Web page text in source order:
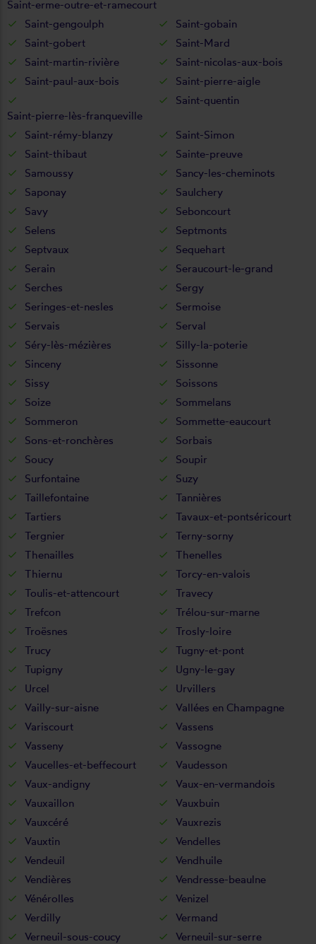
Saint-erme-outre-et-ramecourt
Saint-gengoulph
Saint-gobain
Saint-gobert
Saint-Mard
Saint-martin-rivière
Saint-nicolas-aux-bois
Saint-paul-aux-bois
Saint-pierre-aigle
Saint-pierre-lès-franqueville
Saint-quentin
Saint-rémy-blanzy
Saint-Simon
Saint-thibaut
Sainte-preuve
Samoussy
Sancy-les-cheminots
Saponay
Saulchery
Savy
Seboncourt
Selens
Septmonts
Septvaux
Sequehart
Serain
Seraucourt-le-grand
Serches
Sergy
Seringes-et-nesles
Sermoise
Servais
Serval
Séry-lès-mézières
Silly-la-poterie
Sinceny
Sissonne
Sissy
Soissons
Soize
Sommelans
Sommeron
Sommette-eaucourt
Sons-et-ronchères
Sorbais
Soucy
Soupir
Surfontaine
Suzy
Taillefontaine
Tannières
Tartiers
Tavaux-et-pontséricourt
Tergnier
Terny-sorny
Thenailles
Thenelles
Thiernu
Torcy-en-valois
Toulis-et-attencourt
Travecy
Trefcon
Trélou-sur-marne
Troësnes
Trosly-loire
Trucy
Tugny-et-pont
Tupigny
Ugny-le-gay
Urcel
Urvillers
Vailly-sur-aisne
Vallées en Champagne
Variscourt
Vassens
Vasseny
Vassogne
Vaucelles-et-beffecourt
Vaudesson
Vaux-andigny
Vaux-en-vermandois
Vauxaillon
Vauxbuin
Vauxcéré
Vauxrezis
Vauxtin
Vendelles
Vendeuil
Vendhuile
Vendières
Vendresse-beaulne
Vénérolles
Venizel
Verdilly
Vermand
Verneuil-sous-coucy
Verneuil-sur-serre